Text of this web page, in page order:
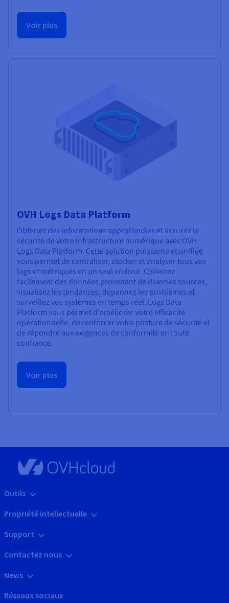
Voir plus
OVH Logs Data Platform
Obtenez des informations approfondies et assurez la
sécurité de votre infrastructure numérique avec OVH
Logs Data Platform. Cette solution puissante et unifiée
vous permet de centraliser, stocker et analyser tous vos
logs et métriques en un seul endroit. Collectez
facilement des données provenant de diverses sources,
visualisez les tendances, dépannez les problèmes et
surveillez vos systèmes en temps réel. Logs Data
Platform vous permet d'améliorer votre efficacité
opérationnelle, de renforcer votre posture de sécurité et
de répondre aux exigences de conformité en toute
confiance.
Voir plus
Outils
Propriété Intellectuelle
Support
Contactez nous
News
Réseaux sociaux